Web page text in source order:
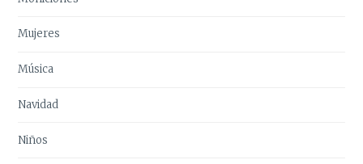
Mujeres
Música
Navidad
Niños